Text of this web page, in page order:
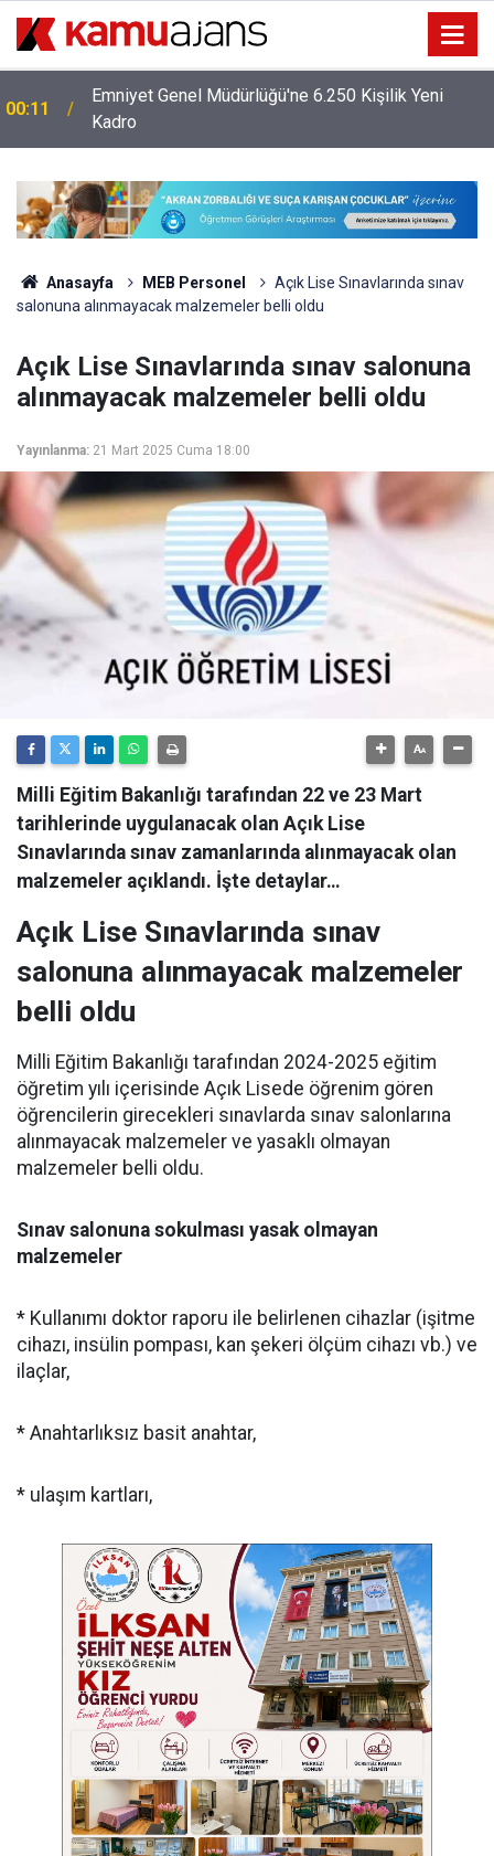
00:11
Emniyet Genel Müdürlüğü'ne 6.250 Kişilik Yeni
Kadro
Anasayfa MEB Personel
Açık Lise Sınavlarında sınav
salonuna alınmayacak malzemeler belli oldu
Açık Lise Sınavlarında sınav salonuna
alınmayacak malzemeler belli oldu
Yayınlanma: 21 Mart 2025 Cuma 18:00
Milli Eğitim Bakanlığı tarafından 22 ve 23 Mart
tarihlerinde uygulanacak olan Açık Lise
Sınavlarında sınav zamanlarında alınmayacak olan
malzemeler açıklandı. İşte detaylar…
Açık Lise Sınavlarında sınav
salonuna alınmayacak malzemeler
belli oldu
Milli Eğitim Bakanlığı tarafından 2024-2025 eğitim
öğretim yılı içerisinde Açık Lisede öğrenim gören
öğrencilerin girecekleri sınavlarda sınav salonlarına
alınmayacak malzemeler ve yasaklı olmayan
malzemeler belli oldu.
Sınav salonuna sokulması yasak olmayan
malzemeler
* Kullanımı doktor raporu ile belirlenen cihazlar (işitme
cihazı, insülin pompası, kan şekeri ölçüm cihazı vb.) ve
ilaçlar,
* Anahtarlıksız basit anahtar,
* ulaşım kartları,